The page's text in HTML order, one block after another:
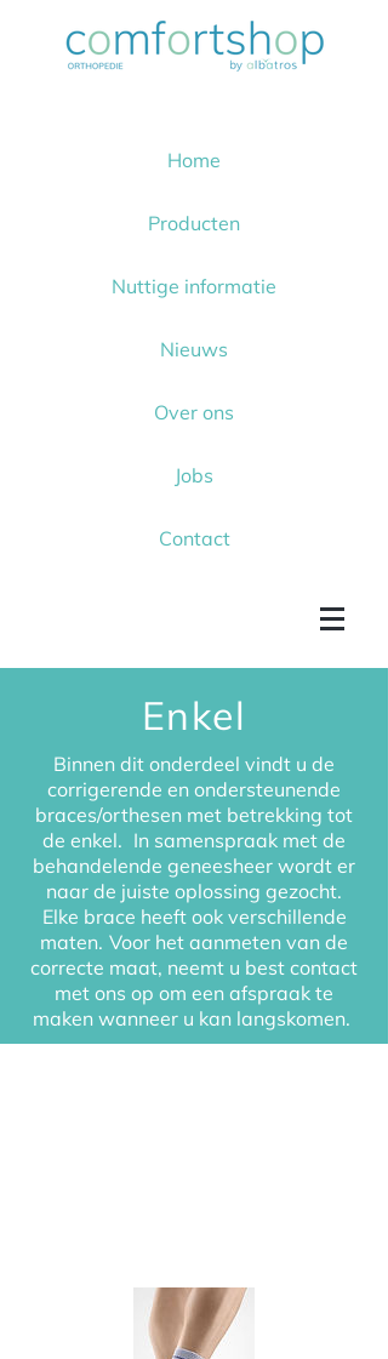
Home
Producten
Nuttige informatie
Nieuws
Over ons
Jobs
Contact
Enkel
Binnen dit onderdeel vindt u de
corrigerende en ondersteunende
braces/orthesen met betrekking tot
de enkel. In samenspraak met de
behandelende geneesheer wordt er
naar de juiste oplossing gezocht.
Elke brace heeft ook verschillende
maten. Voor het aanmeten van de
correcte maat, neemt u best contact
met ons op om een afspraak te
maken wanneer u kan langskomen.